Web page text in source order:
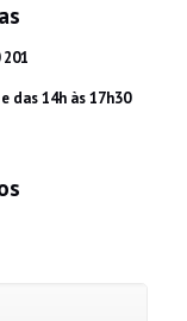
das 14h às 17h30